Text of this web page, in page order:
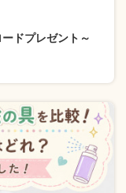
ドプレゼント～